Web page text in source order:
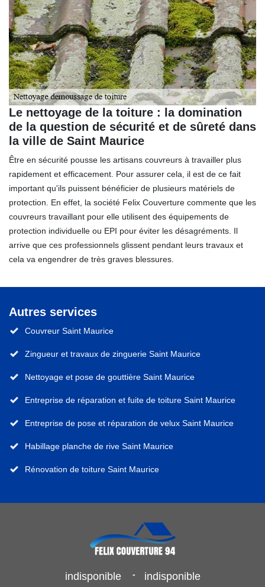
Le nettoyage de la toiture : la domination
de la question de sécurité et de sûreté dans
la ville de Saint Maurice
Être en sécurité pousse les artisans couvreurs à travailler plus
rapidement et efficacement. Pour assurer cela, il est de ce fait
important qu'ils puissent bénéficier de plusieurs matériels de
protection. En effet, la société Felix Couverture commente que les
couvreurs travaillant pour elle utilisent des équipements de
protection individuelle ou EPI pour éviter les désagréments. Il
arrive que ces professionnels glissent pendant leurs travaux et
cela va engendrer de très graves blessures.
Autres services
Couvreur Saint Maurice
Zingueur et travaux de zinguerie Saint Maurice
Nettoyage et pose de gouttière Saint Maurice
Entreprise de réparation et fuite de toiture Saint Maurice
Entreprise de pose et réparation de velux Saint Maurice
Habillage planche de rive Saint Maurice
Rénovation de toiture Saint Maurice
indisponible - indisponible